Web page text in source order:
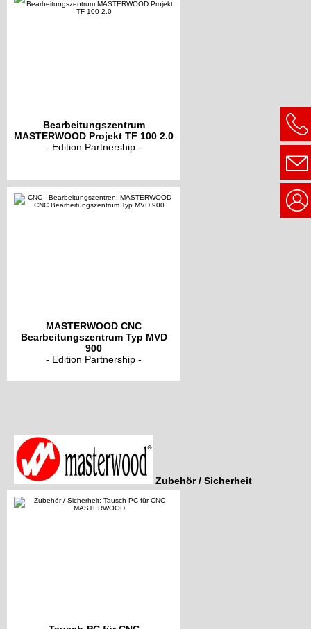
Bearbeitungszentrum
MASTERWOOD Projekt TF 100 2.0
- Edition Partnership -
MASTERWOOD CNC
Bearbeitungszentrum Typ MVD
900
- Edition Partnership -
Zubehör / Sicherheit